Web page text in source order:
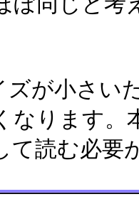
ズが小さい
なります
て読む必要